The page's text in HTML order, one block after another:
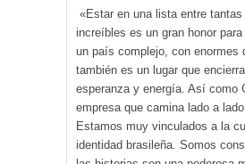
«Estar en una lista entre tantas
increíbles es un gran honor
un país complejo, con enormes
también es un lugar que
esperanza y energía. Así como
empresa que camina lado a
Estamos muy vinculados a la
identidad brasileña. Somos